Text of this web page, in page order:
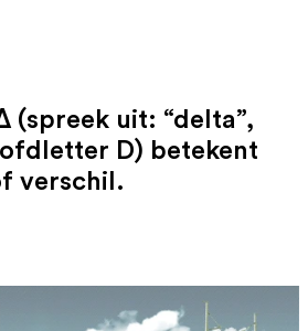
(spreek uit: “delta”,
D) betekent
verschil.